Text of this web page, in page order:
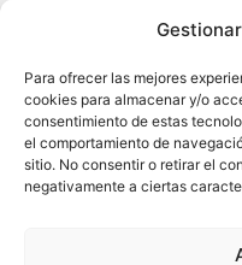
Para ofrecer las mejores
cookies para almacenar y/o
consentimiento de estas
el comportamiento de
sitio. No consentir o retirar el
negativamente a ciertas